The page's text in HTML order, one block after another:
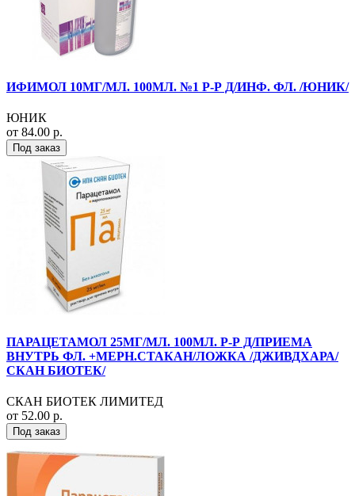
ИФИМОЛ 10МГ/МЛ. 100МЛ. №1 Р-Р Д/ИНФ. ФЛ. /ЮНИК/
ЮНИК
от 84.00 р.
Под заказ
ПАРАЦЕТАМОЛ 25МГ/МЛ. 100МЛ. Р-Р Д/ПРИЕМА
ВНУТРЬ ФЛ. +МЕРН.СТАКАН/ЛОЖКА /ДЖИВДХАРА/
СКАН БИОТЕК/
СКАН БИОТЕК ЛИМИТЕД
от 52.00 р.
Под заказ